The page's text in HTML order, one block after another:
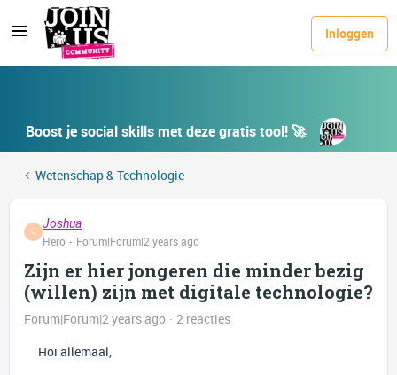
Inloggen
Boost je social skills met deze gratis tool! 🚀
Wetenschap & Technologie
J
Joshua
Hero
Forum|Forum|2 years ago
Zijn er hier jongeren die minder bezig
(willen) zijn met digitale technologie?
Forum|Forum|2 years ago
2 reacties
Hoi allemaal,